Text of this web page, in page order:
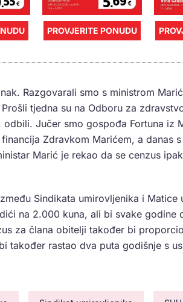
PROVJERITE PONUDU
Razgovarali smo s ministrom
tjedna su na Odboru za
odbili. Jučer smo gospođa Fortuna iz
Zdravkom Marićem, a danas
Marić je rekao da se cenzus
Sindikata umirovljenika i Matice
na 2.000 kuna, ali bi svake godine
za člana obitelji također bi
također rastao dva puta godišnje s